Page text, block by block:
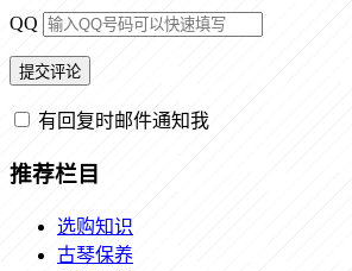
QQ
有回复时邮件通知我
推荐栏目
选购知识
古琴保养